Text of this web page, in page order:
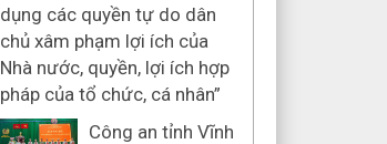
dụng các quyền tự do dân
chủ xâm phạm lợi ích của
Nhà nước, quyền, lợi ích hợp
pháp của tổ chức, cá nhân”
Công an tỉnh Vĩnh